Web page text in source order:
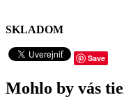
SKLADOM
Save
Mohlo by vás